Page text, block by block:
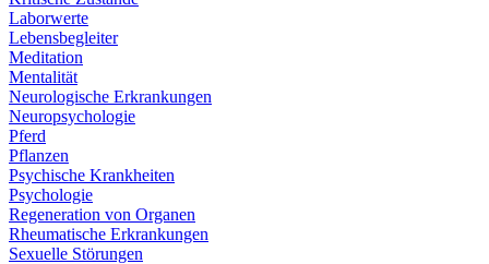
Laborwerte
Lebensbegleiter
Meditation
Mentalität
Neurologische Erkrankungen
Neuropsychologie
Pferd
Pflanzen
Psychische Krankheiten
Psychologie
Regeneration von Organen
Rheumatische Erkrankungen
Sexuelle Störungen